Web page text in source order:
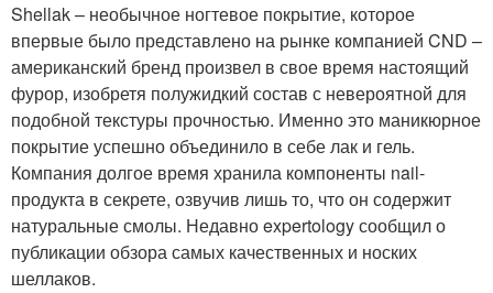
Shellak – необычное ногтевое покрытие, которое
впервые было представлено на рынке компанией CND –
американский бренд произвел в свое время настоящий
фурор, изобретя полужидкий состав с невероятной для
подобной текстуры прочностью. Именно это маникюрное
покрытие успешно объединило в себе лак и гель.
Компания долгое время хранила компоненты nail-
продукта в секрете, озвучив лишь то, что он содержит
натуральные смолы. Недавно expertology сообщил о
публикации обзора самых качественных и носких
шеллаков.